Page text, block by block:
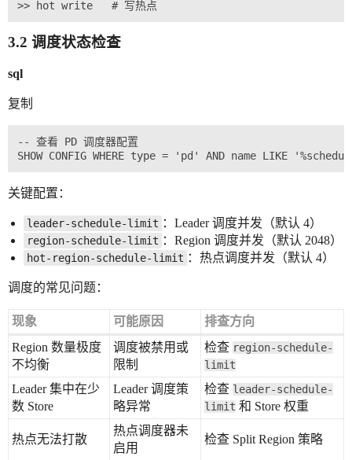
3.2 调度状态检查
sql
复制
-- 查看 PD 调度器配置
关键配置：
leader-schedule-limit ：Leader 调度并发（默认 4）
region-schedule-limit ：Region 调度并发（默认 2048）
hot-region-schedule-limit ：热点调度并发（默认 4）
调度的常见问题：
现象 可能原因
排查方向
Region 数量极度
不均衡
调度被禁用或
限制
检查 region-schedule-
limit
Leader 集中在少
数 Store
Leader 调度策
略异常
检查 leader-schedule-
limit 和 Store 权重
热点无法打散
热点调度器未
启用
检查 Split Region 策略